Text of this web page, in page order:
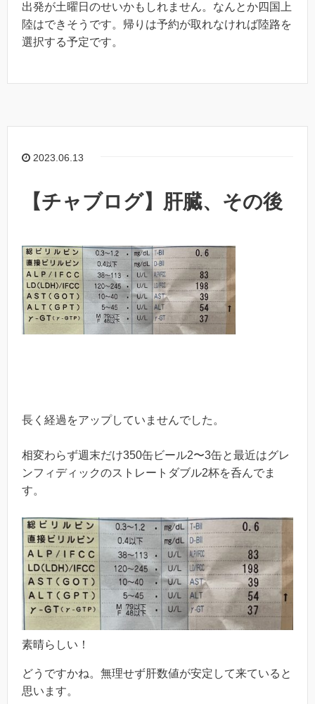
出発が土曜日のせいかもしれません。なんとか四国上
陸はできそうです。帰りは予約が取れなければ陸路を
選択する予定です。
2023.06.13
【チャブログ】肝臓、その後
長く経過をアップしていませんでした。
相変わらず週末だけ350缶ビール2〜3缶と最近はグレ
ンフィディックのストレートダブル2杯を呑んでま
す。
素晴らしい！
どうですかね。無理せず肝数値が安定して来ていると
思います。